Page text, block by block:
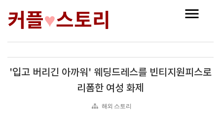
커플♥스토리
'입고 버리긴 아까워' 웨딩드레스를 빈티지원피스로
리폼한 여성 화제
해외 스토리